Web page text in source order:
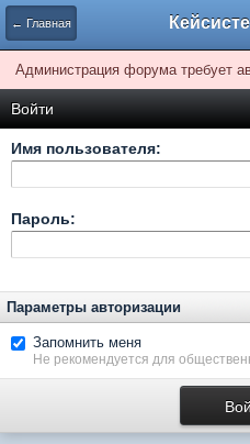
← Главная
Администрация форума требует
Войти
Имя пользователя:
Пароль:
Параметры авторизации
Запомнить меня
Не рекомендуется для